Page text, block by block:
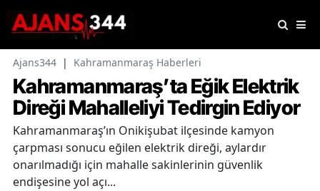
Ajans344 | Kahramanmaraş Haberleri
Kahramanmaraş’ta Eğik Elektrik
Direği Mahalleliyi Tedirgin Ediyor
Kahramanmaraş’ın Onikişubat ilçesinde kamyon
çarpması sonucu eğilen elektrik direği, aylardır
onarılmadığı için mahalle sakinlerinin güvenlik
endişesine yol açı...